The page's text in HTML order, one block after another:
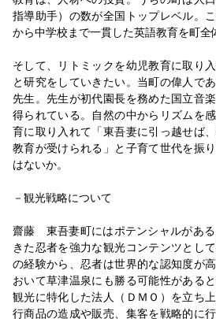
長／中東情勢「適切な価格転嫁を」
2026/05/01
／代表取締役 小林裕輝 氏
2026/04/28
要望反映し事業推進へ／輸送ター
一也千葉港湾事務所長 就任インタ
2026/04/14
群馬県県土整備部 佐々木実県県
ビュー
2026/03/04
参加できる会に／技術者のつなが
2026/02/18
遊休地活用で企業誘致／ 防災に
小路正和いすみ市長就任インタビ
2026/01/30
指導助手）の数が全国トップレベル。
から中学校まで一貫した英語教育を町全
そして、リトミックを幼児教育に取り
と研究をしていきたい。当町の偉人で
先生。先生が初代園長を務めた国立音
得られている。自然の中からリズムを
育に取り入れて「東吾妻に引っ越せば
教育が受けられる」と子育て世代を振
はないか。
－観光戦略について
齋藤 東吾妻町にはポテンシャルがあ
きた忍者を強力な観光コンテンツとし
の経験から、忍者は世界的な認知度が
おいて草津温泉にも勝る可能性がある
観光に特化した法人（ＤＭＯ）を立ち
行商品の造成や販売、集客を戦略的に